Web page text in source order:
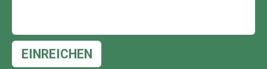
EINREICHEN